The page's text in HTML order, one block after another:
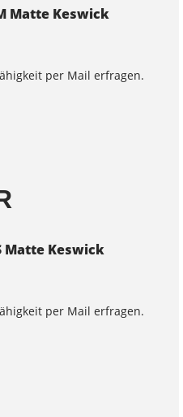
Matte Keswick
per Mail erfragen.
Matte Keswick
per Mail erfragen.